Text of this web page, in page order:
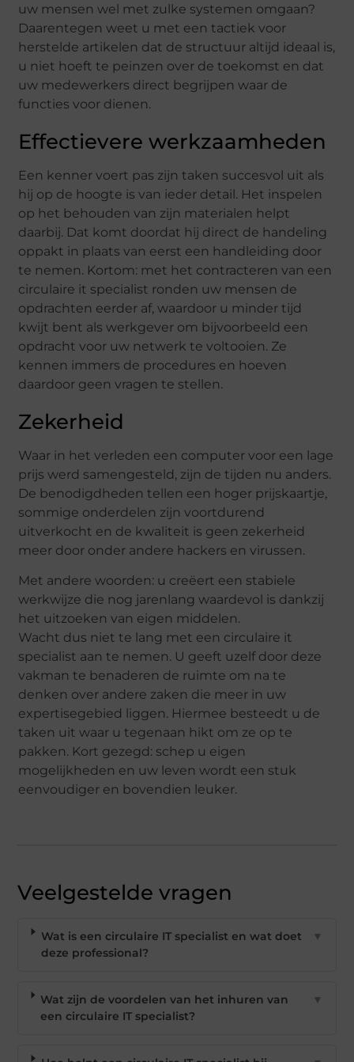
uw mensen wel met zulke systemen omgaan?
Daarentegen weet u met een tactiek voor
herstelde artikelen dat de structuur altijd ideaal is,
u niet hoeft te peinzen over de toekomst en dat
uw medewerkers direct begrijpen waar de
functies voor dienen.
Effectievere werkzaamheden
Een kenner voert pas zijn taken succesvol uit als
hij op de hoogte is van ieder detail. Het inspelen
op het behouden van zijn materialen helpt
daarbij. Dat komt doordat hij direct de handeling
oppakt in plaats van eerst een handleiding door
te nemen. Kortom: met het contracteren van een
circulaire it specialist ronden uw mensen de
opdrachten eerder af, waardoor u minder tijd
kwijt bent als werkgever om bijvoorbeeld een
opdracht voor uw netwerk te voltooien. Ze
kennen immers de procedures en hoeven
daardoor geen vragen te stellen.
Zekerheid
Waar in het verleden een computer voor een lage
prijs werd samengesteld, zijn de tijden nu anders.
De benodigdheden tellen een hoger prijskaartje,
sommige onderdelen zijn voortdurend
uitverkocht en de kwaliteit is geen zekerheid
meer door onder andere hackers en virussen.
Met andere woorden: u creëert een stabiele
werkwijze die nog jarenlang waardevol is dankzij
het uitzoeken van eigen middelen.
Wacht dus niet te lang met een circulaire it
specialist aan te nemen. U geeft uzelf door deze
vakman te benaderen de ruimte om na te
denken over andere zaken die meer in uw
expertisegebied liggen. Hiermee besteedt u de
taken uit waar u tegenaan hikt om ze op te
pakken. Kort gezegd: schep u eigen
mogelijkheden en uw leven wordt een stuk
eenvoudiger en bovendien leuker.
Veelgestelde vragen
Wat is een circulaire IT specialist en wat doet
deze professional?
▼
Wat zijn de voordelen van het inhuren van
een circulaire IT specialist?
▼